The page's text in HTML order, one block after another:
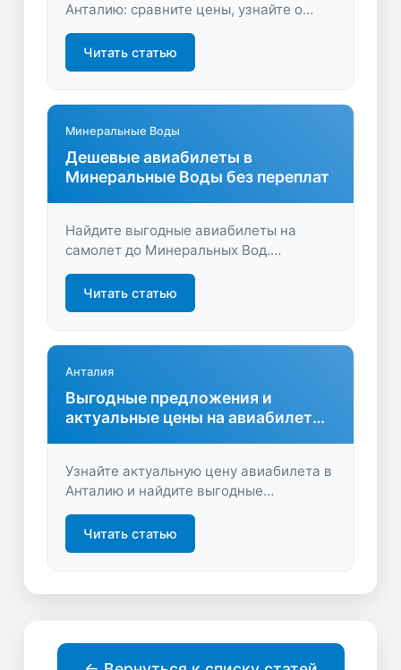
Анталию: сравните цены, узнайте о
скидках и планируйте отпуск без
переплат. Удобный поиск и реальные
предложения на LastBilet.ru — начните
Читать статью
Минеральные Воды
Дешевые авиабилеты в
Минеральные Воды без переплат
Найдите выгодные авиабилеты на
самолет до Минеральных Вод.
Сравните цены, узнайте о скидках и
акциях, забронируйте быстро и удобно
на LastBilet.ru. Планируйте
Читать статью
Анталия
Выгодные предложения и
актуальные цены на авиабилеты
Узнайте актуальную цену авиабилета в
Анталию и найдите выгодные
варианты перелёта, чтобы
спланировать отпуск с максимальной
Читать статью